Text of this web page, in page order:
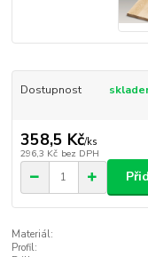
Dostupnost
358,5 Kč/ks
296,3 Kč bez DPH
Materiál:
Profil: